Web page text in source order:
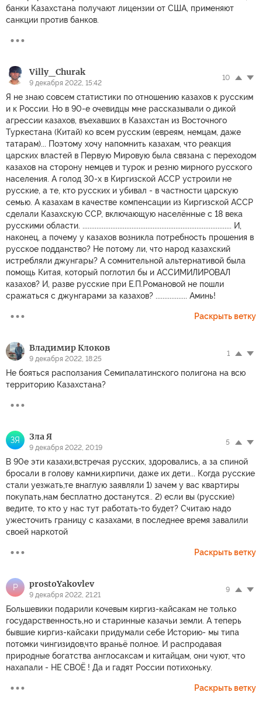
банки Казахстана получают лицензии от США, применяют
санкции против банков.
Villy_Churak
9 декабря 2022, 15:42
10
Я не знаю совсем статистики по отношению казахов к русским
и к России. Но в 90-е очевидцы мне рассказывали о дикой
агрессии казахов, въехавших в Казахстан из Восточного
Туркестана (Китай) ко всем русским (евреям, немцам, даже
татарам)... Поэтому хочу напомнить казахам, что реакция
царских властей в Первую Мировую была связана с переходом
казахов на сторону немцев и турок и резню мирного русского
населения. А голод 30-х в Киргизской АССР устроили не
русские, а те, кто русских и убивал - в частности царскую
семью. А казахам в качестве компенсации из Киргизской АССР
сделали Казахскую ССР, включающую населённые с 18 века
русскими области. ..................................................................................... И,
наконец, а почему у казахов возникла потребность прошения в
русское подданство? Не потому ли, что народ казахский
истребляли джунгары? А сомнительной альтернативой была
помощь Китая, который поглотил бы и АССИМИЛИРОВАЛ
казахов? И, разве русские при Е.П.Романовой не пошли
сражаться с джунгарами за казахов? .................. Аминь!
Раскрыть ветку
Владимир Клоков
9 декабря 2022, 18:25
1
Не бояться расползания Семипалатинского полигона на всю
территорию Казахстана?
ЗЯ Зла Я
9 декабря 2022, 20:19
5
В 90е эти казахи,встречая русских, здоровались, а за спиной
бросали в голову камни,кирпичи, даже их дети... Когда русские
стали уезжать,те внаглую заявляли 1) зачем у вас квартиры
покупать,нам бесплатно достанутся.. 2) если вы (русские)
ведите, то кто у нас тут работать-то будет? Считаю надо
ужесточить границу с казахами, в последнее время завалили
своей наркотой
Раскрыть ветку
P prostoYakovlev
9 декабря 2022, 21:21
9
Большевики подарили кочевым киргиз-кайсакам не только
государственность,но и старинные казачьи земли. А теперь
бывшие киргиз-кайсаки придумали себе Историю- мы типа
потомки чингизидов,что враньё полное. И распродавая
природные богатства англосаксам и китайцам, они чуют, что
нахапали - НЕ СВОЁ ! Да и гадят России потихоньку.
Раскрыть ветку